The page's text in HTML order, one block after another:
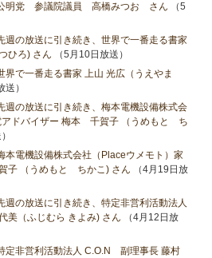
公明党 参議院議員 高橋みつお さん （5
週の放送に引き続き、世界で一番走る書家
ひろ) さん （5月10日放送）
界で一番走る書家 上山 光広（うえやま
送）
週の放送に引き続き、梅本電機設備株式会
アドバイザー 梅本 千賀子 （うめもと ち
本電機設備株式会社（Placeウメモト）家
子 （うめもと ちかこ) さん （4月19日放
週の放送に引き続き、特定非営利活動法人
（ふじむら きよみ) さん （4月12日放
定非営利活動法人 C.O.N 副理事長 藤村